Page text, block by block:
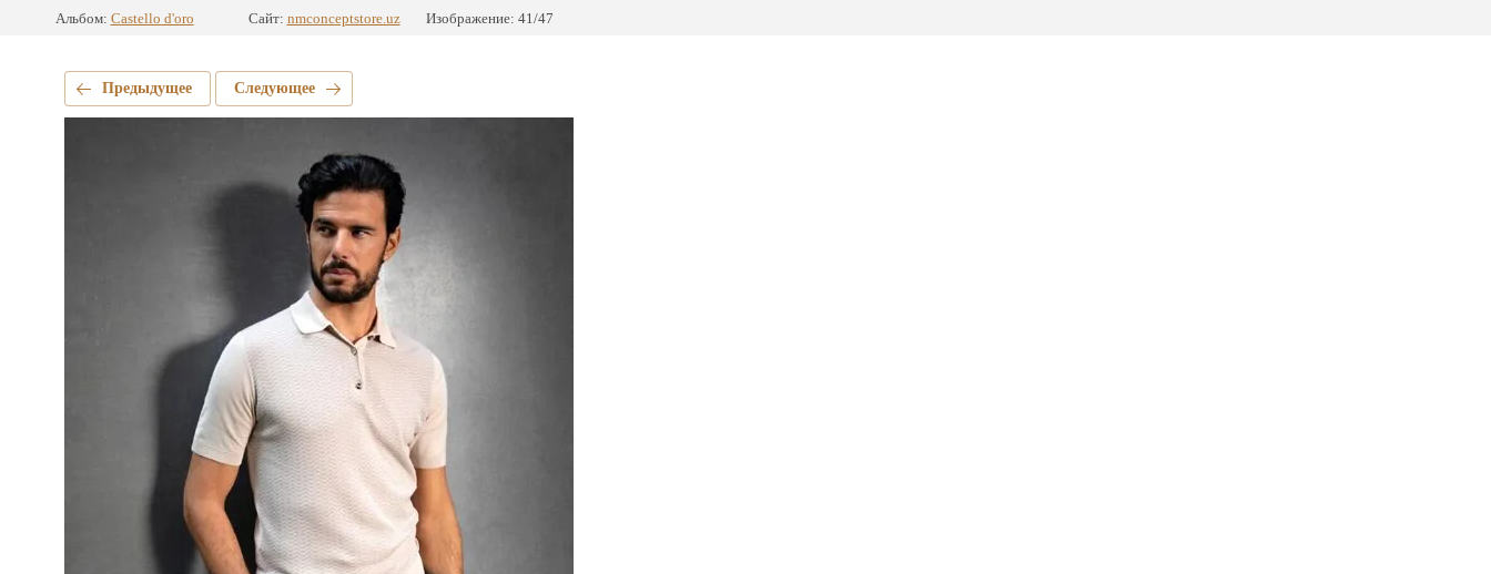
Альбом: Castello d'oro Сайт: nmconceptstore.uz Изображение: 41/47
Предыдущее Следующее